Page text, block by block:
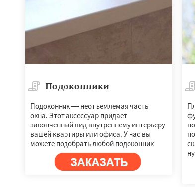
Подоконники
Подоконник — неотъемлемая часть
окна. Этот аксессуар придает
законченный вид внутреннему интерьеру
вашей квартиры или офиса. У нас вы
можете подобрать любой подоконник